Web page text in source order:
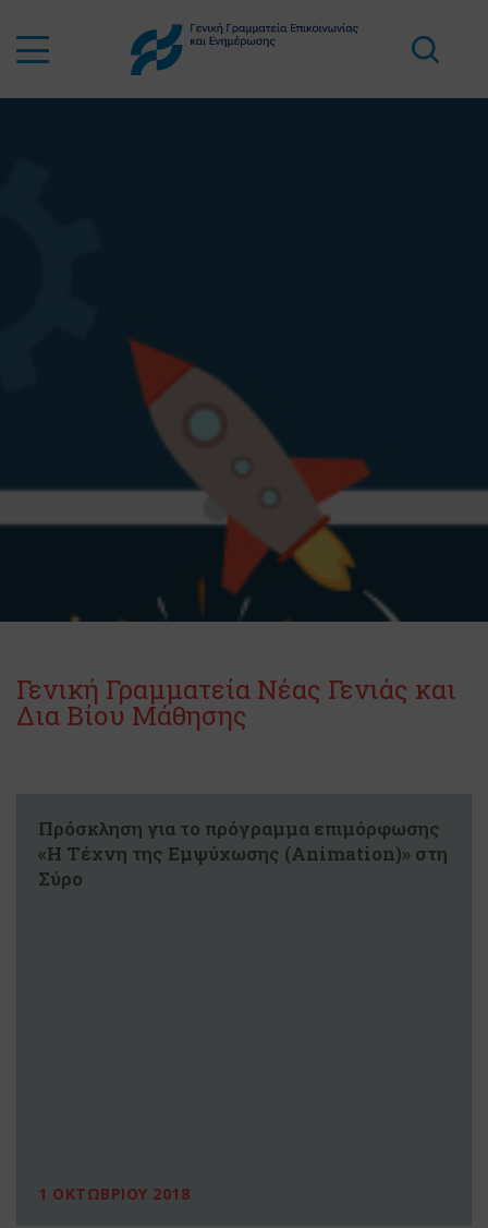
Γενική Γραμματεία Νέας Γενιάς και
Δια Βίου Μάθησης
Πρόσκληση για το πρόγραμμα επιμόρφωσης
«Η Τέχνη της Εμψύχωσης (Animation)» στη
Σύρο
1 ΟΚΤΩΒΡΙΟΥ 2018